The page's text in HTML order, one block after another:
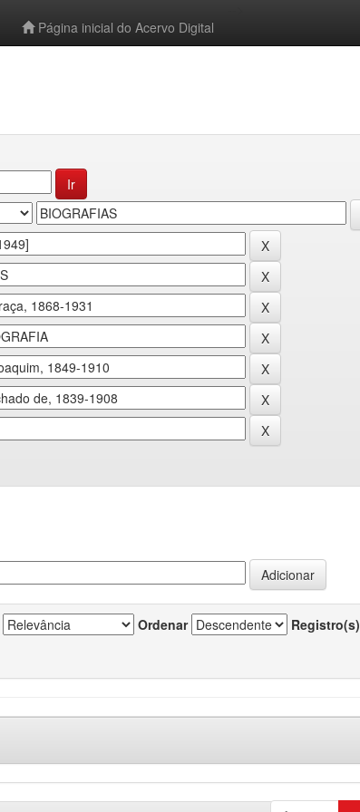
Página inicial do Acervo Digital
Ordenar Registro(s)